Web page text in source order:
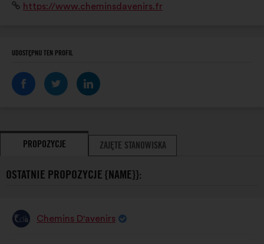
Strona
https://www.cheminsdavenirs.fr
UDOSTĘPNIJ TEN PROFIL
PROPOZYCJE ZAJĘTE STANOWISKA
OSTATNIE PROPOZYCJE {NAME}}:
Propozycja:Chemins D'avenirs